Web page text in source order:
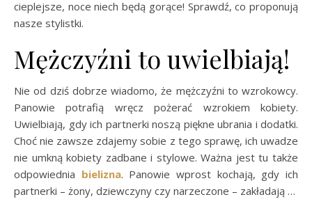
cieplejsze, noce niech będą gorące! Sprawdź, co proponują
nasze stylistki.
Mężczyźni to uwielbiają!
Nie od dziś dobrze wiadomo, że mężczyźni to wzrokowcy.
Panowie potrafią wręcz pożerać wzrokiem kobiety.
Uwielbiają, gdy ich partnerki noszą piękne ubrania i dodatki.
Choć nie zawsze zdajemy sobie z tego sprawę, ich uwadze
nie umkną kobiety zadbane i stylowe. Ważna jest tu także
odpowiednia bielizna. Panowie wprost kochają, gdy ich
partnerki – żony, dziewczyny czy narzeczone – zakładają …